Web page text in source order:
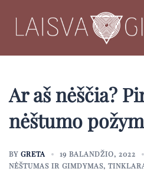
Ar aš nėščia?
nėštumo
BY GRETA
19 BALANDŽIO, 2022
NĖŠTUMAS IR GIMDYMAS,